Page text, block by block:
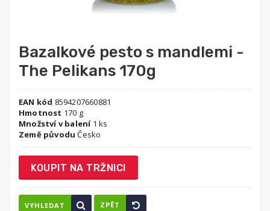
Bazalkové pesto s mandlemi -
The Pelikans 170g
EAN kód 8594207660881
Hmotnost 170 g
Množství v balení1 ks
Země původu Česko
KOUPIT NA TRŽNICI
VYHLEDAT ZPĚT